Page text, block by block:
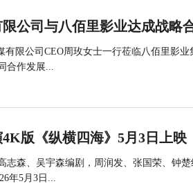
公司与八佰里影业达成战略
有限公司CEO周玫女士一行莅临八佰里影
合作发展...
版《纵横四海》5月3日上映
志森、吴宇森编剧，周润发、张国荣、钟
年5月3日...